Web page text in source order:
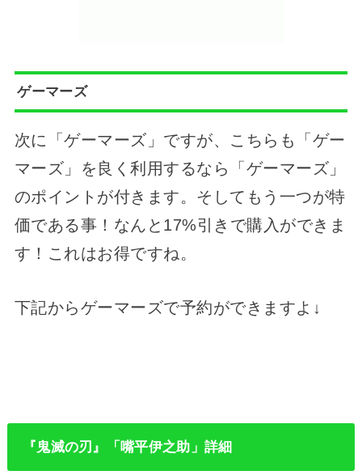
ゲーマーズ
次に「ゲーマーズ」ですが、こちらも「ゲー
マーズ」を良く利用するなら「ゲーマーズ」
のポイントが付きます。そしてもう一つが特
価である事！なんと17%引きで購入ができま
す！これはお得ですね。
下記からゲーマーズで予約ができますよ↓
『鬼滅の刃』「嘴平伊之助」詳細